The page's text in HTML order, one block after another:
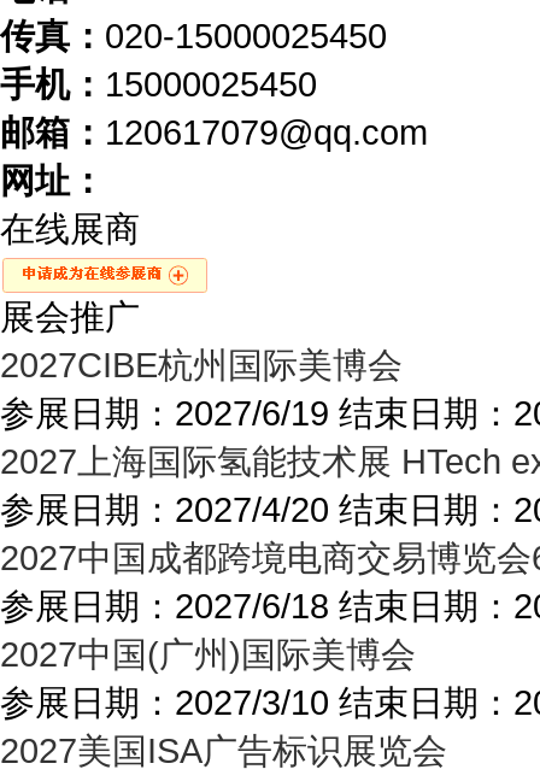
传真： 020-15000025450
手机： 15000025450
邮箱： 120617079@qq.com
网址：
在线展商
展会推广
2027CIBE杭州国际美博会
参展日期： 2027/6/19 结束日期：
2027上海国际氢能技术展 HTech
参展日期： 2027/4/20 结束日期：
2027中国成都跨境电商交易博览
参展日期： 2027/6/18 结束日期：
2027中国(广州)国际美博会
参展日期： 2027/3/10 结束日期：
2027美国ISA广告标识展览会